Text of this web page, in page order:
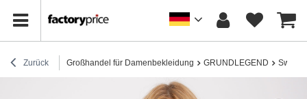
Zurück Großhandel für Damenbekleidung GRUNDLEGEND